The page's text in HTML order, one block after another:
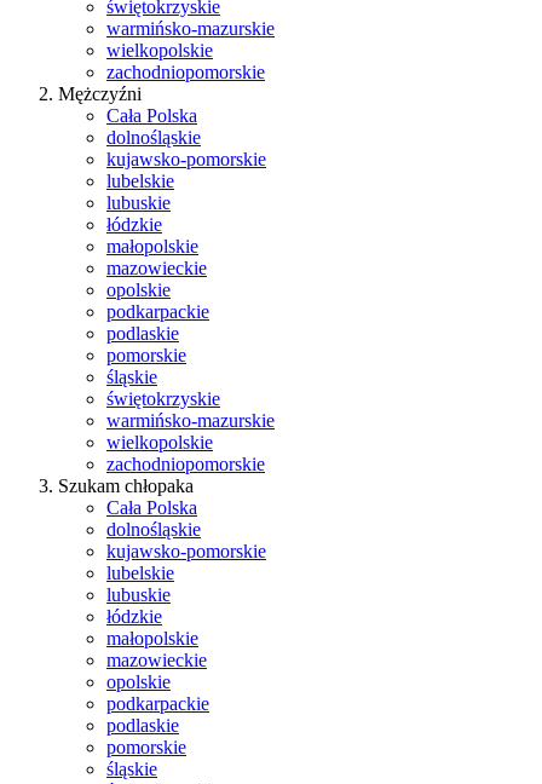
świętokrzyskie
warmińsko-mazurskie
wielkopolskie
zachodniopomorskie
Mężczyźni
Cała Polska
dolnośląskie
kujawsko-pomorskie
lubelskie
lubuskie
łódzkie
małopolskie
mazowieckie
opolskie
podkarpackie
podlaskie
pomorskie
śląskie
świętokrzyskie
warmińsko-mazurskie
wielkopolskie
zachodniopomorskie
Szukam chłopaka
Cała Polska
dolnośląskie
kujawsko-pomorskie
lubelskie
lubuskie
łódzkie
małopolskie
mazowieckie
opolskie
podkarpackie
podlaskie
pomorskie
śląskie